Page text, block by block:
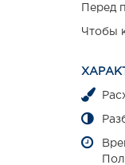
Перед
Чтобы